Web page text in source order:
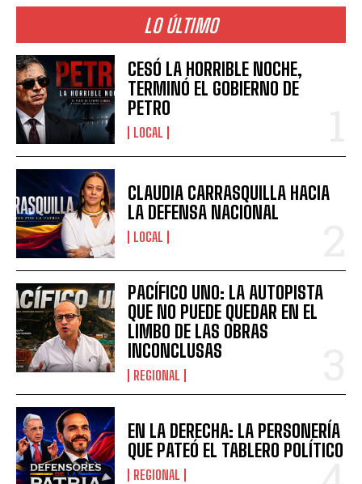
LO ÚLTIMO
CESÓ LA HORRIBLE NOCHE,
TERMINÓ EL GOBIERNO DE
PETRO
LOCAL
CLAUDIA CARRASQUILLA HACIA
LA DEFENSA NACIONAL
LOCAL
PACÍFICO UNO: LA AUTOPISTA
QUE NO PUEDE QUEDAR EN EL
LIMBO DE LAS OBRAS
INCONCLUSAS
REGIONAL
EN LA DERECHA: LA PERSONERÍA
QUE PATEÓ EL TABLERO POLÍTICO
REGIONAL